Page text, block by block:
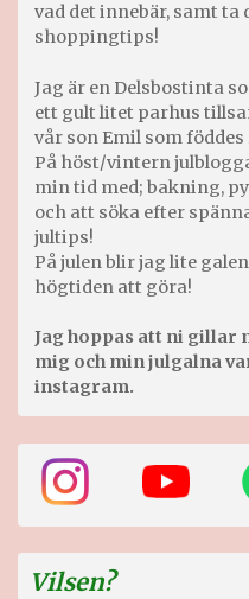
vad det innebär, samt ta
shoppingtips!
Jag är en Delsbostinta
ett gult litet parhus
vår son Emil som föddes
På höst/vintern
min tid med; bakning,
och att söka efter
jultips!
På julen blir jag lite
högtiden att göra!
Jag hoppas att ni gillar
mig och min julgalna
instagram.
Vilsen?